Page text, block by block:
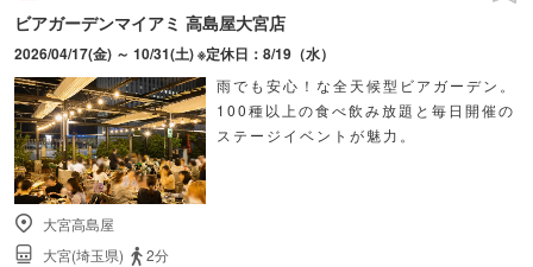
ビアガーデンマイアミ 高島屋大宮店
2026/04/17(金) ～ 10/31(土) ※定休日：8/19（水）
雨でも安心！な全天候型ビアガーデン。
100種以上の食べ飲み放題と毎日開催の
ステージイベントが魅力。
大宮高島屋
大宮(埼玉県)
2分